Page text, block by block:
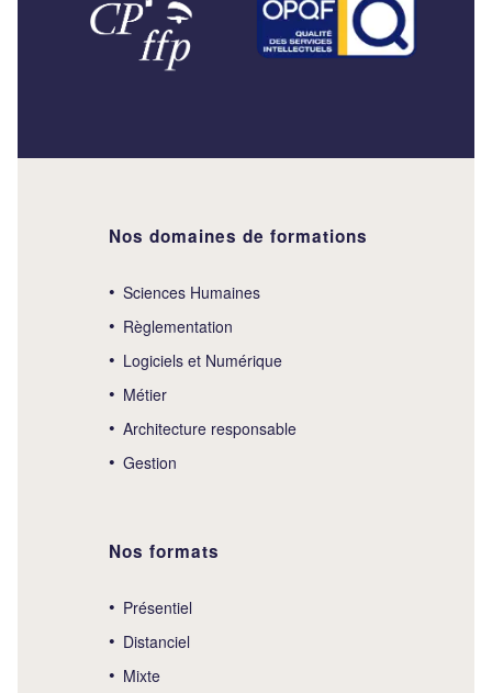
Nos domaines de formations
Sciences Humaines
Règlementation
Logiciels et Numérique
Métier
Architecture responsable
Gestion
Nos formats
Présentiel
Distanciel
Mixte